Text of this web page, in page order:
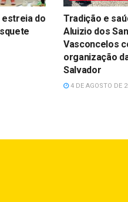
estreia do
Tradição e
Aluizio dos
Vasconcelos
organização
Salvador
4 DE AGOSTO DE